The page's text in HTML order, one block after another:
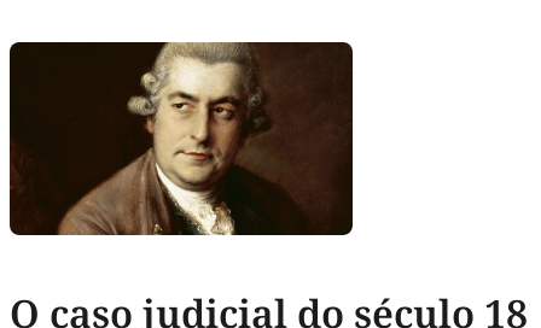
O caso judicial do século 18